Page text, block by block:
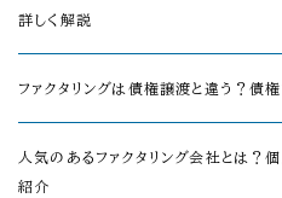
詳しく解説
ファクタリングは債権譲渡と違う？債
人気のあるファクタリング会社とは？
紹介